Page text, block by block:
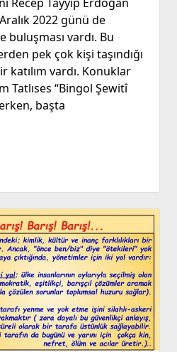
2022 günü de
buluşması vardı. Bu
pek çok kişi taşındığı
katılım vardı. Konuklar
Tatlıses “Bingol Şewitî
başta